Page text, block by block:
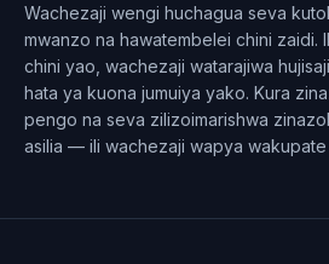
Wachezaji wengi huchagua seva
mwanzo na hawatembelei chini zaidi.
chini yao, wachezaji watarajiwa
hata ya kuona jumuiya yako. Kura
pengo na seva zilizoimarishwa
asilia — ili wachezaji wapya wakupate